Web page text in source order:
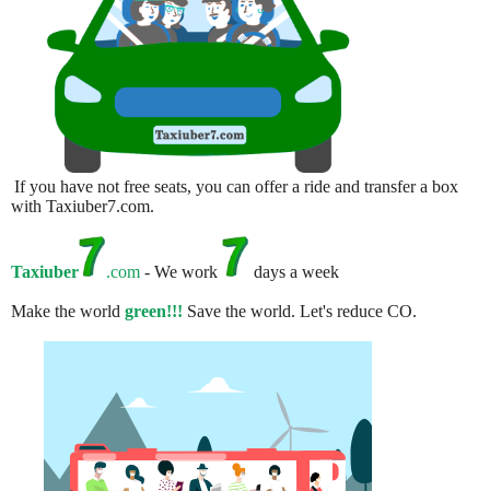
If you have not free seats, you can offer a ride and transfer a box
with Taxiuber7.com.
Taxiuber .com - We work days a week
Make the world green!!! Save the world. Let's reduce CO.